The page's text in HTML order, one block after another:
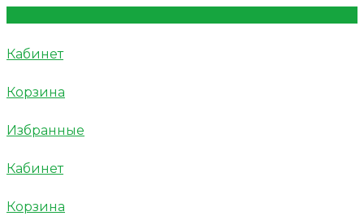
Кабинет
Корзина
Избранные
Кабинет
Корзина